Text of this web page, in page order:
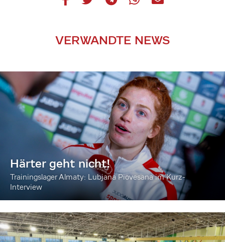
VERWANDTE NEWS
Härter geht nicht!
Trainingslager Almaty: Lubjana Piovesana im Kurz-
Interview